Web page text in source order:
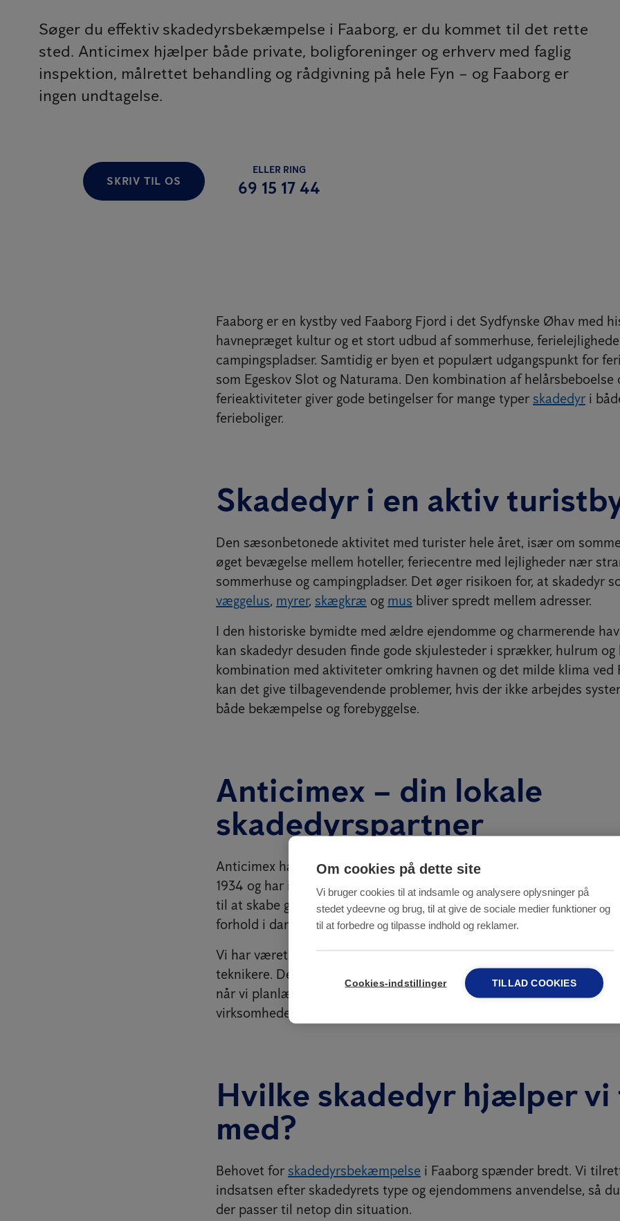
Søger du effektiv skadedyrsbekæmpelse i Faaborg, er du kommet til det rette
sted. Anticimex hjælper både private, boligforeninger og erhverv med faglig
inspektion, målrettet behandling og rådgivning på hele Fyn – og Faaborg er
ingen undtagelse.
SKRIV TIL OS
ELLER RING
69 15 17 44
Faaborg er en kystby ved Faaborg Fjord i det Sydfynske Øhav med
havnepræget kultur og et stort udbud af sommerhuse,
campingspladser. Samtidig er byen et populært udgangspunkt for
som Egeskov Slot og Naturama. Den kombination af helårsbeboelse
ferieaktiviteter giver gode betingelser for mange typer skadedyr i
ferieboliger.
Skadedyr i en aktiv
Den sæsonbetonede aktivitet med turister hele året, især om
øget bevægelse mellem hoteller, feriecentre med lejligheder nær
sommerhuse og campingpladser. Det øger risikoen for, at skadedyr
væggelus, myrer, skægkræ og mus bliver spredt mellem adresser.
I den historiske bymidte med ældre ejendomme og charmerende
kan skadedyr desuden finde gode skjulesteder i sprækker, hulrum
kombination med aktiviteter omkring havnen og det milde klima ved
kan det give tilbagevendende problemer, hvis der ikke arbejdes
både bekæmpelse og forebyggelse.
Anticimex – din lokale
skadedyrspartner
Anticimex har arbejdet med skadedyr siden virksomheden blev
1934 og har i dag mere end 12.000 medarbejdere i 22 lande. Den
til at skabe gennemprøvede og veldokumenterede løsninger, som
forhold i danske byer som Faaborg.
Vi har været til stede i Danmark siden 1999 med et landsdækkende
teknikere. Det betyder, at vi kan kombinere international viden med
når vi planlægger indsatser mod skadedyr i både helårsboliger,
virksomheder.
Hvilke skadedyr hjælper
med?
Behovet for skadedyrsbekæmpelse i Faaborg spænder bredt. Vi
indsatsen efter skadedyrets type og ejendommens anvendelse, så
der passer til netop din situation.
Om cookies på dette site
Vi bruger cookies til at indsamle og analysere oplysninger på
stedet ydeevne og brug, til at give de sociale medier funktioner og
til at forbedre og tilpasse indhold og reklamer.
Cookies-indstillinger TILLAD COOKIES